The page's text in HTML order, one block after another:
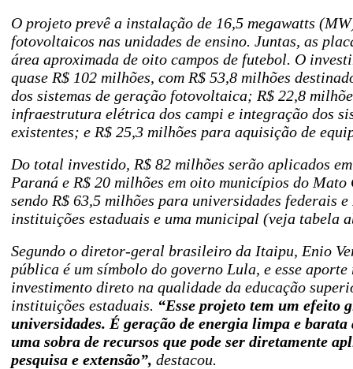
O projeto prevê a instalação de 16,5 megawatts
fotovoltaicos nas unidades de ensino. Juntas, as
área aproximada de oito campos de futebol. O
quase R$ 102 milhões, com R$ 53,8 milhões
dos sistemas de geração fotovoltaica; R$ 22,8
infraestrutura elétrica dos campi e integração dos
existentes; e R$ 25,3 milhões para aquisição de
Do total investido, R$ 82 milhões serão aplicados
Paraná e R$ 20 milhões em oito municípios do Mato
sendo R$ 63,5 milhões para universidades federais
instituições estaduais e uma municipal (veja tabela
Segundo o diretor-geral brasileiro da Itaipu, Enio
pública é um símbolo do governo Lula, e esse aporte
investimento direto na qualidade da educação
instituições estaduais. “Esse projeto tem um efeito
universidades. É geração de energia limpa e
uma sobra de recursos que pode ser diretamente
pesquisa e extensão”, destacou.